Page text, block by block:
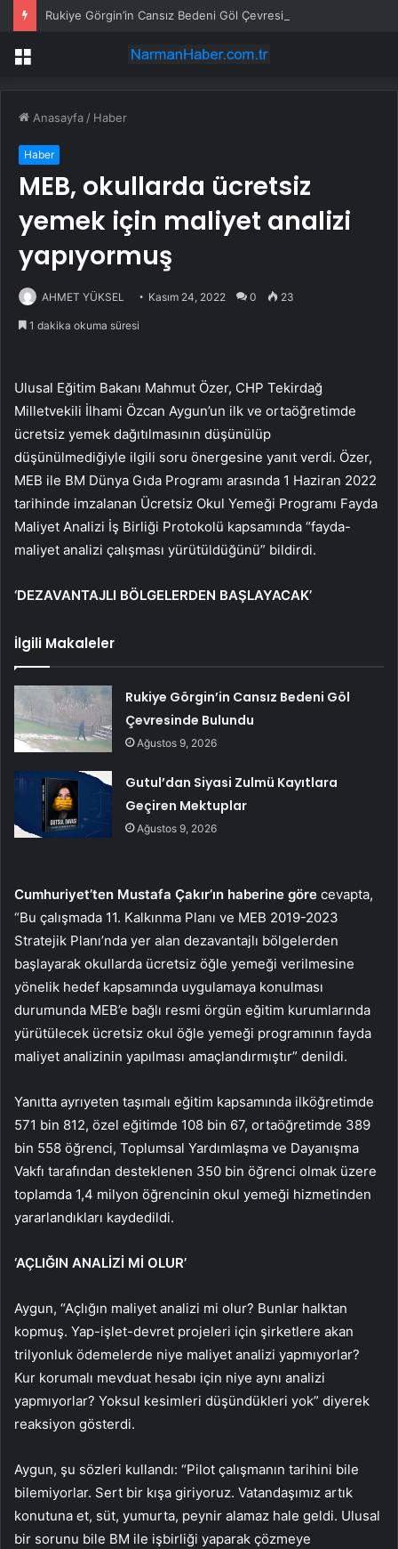
Rukiye Görgin’in Cansız Bedeni Göl Çevresinde Bulundu
Menü
Anasayfa / Haber
Haber
MEB, okullarda ücretsiz
yemek için maliyet analizi
yapıyormuş
AHMET YÜKSEL Kasım 24, 2022 0 23
1 dakika okuma süresi
Ulusal Eğitim Bakanı Mahmut Özer, CHP Tekirdağ
Milletvekili İlhami Özcan Aygun’un ilk ve ortaöğretimde
ücretsiz yemek dağıtılmasının düşünülüp
düşünülmediğiyle ilgili soru önergesine yanıt verdi. Özer,
MEB ile BM Dünya Gıda Programı arasında 1 Haziran 2022
tarihinde imzalanan Ücretsiz Okul Yemeği Programı Fayda
Maliyet Analizi İş Birliği Protokolü kapsamında “fayda-
maliyet analizi çalışması yürütüldüğünü” bildirdi.
‘DEZAVANTAJLI BÖLGELERDEN BAŞLAYACAK’
İlgili Makaleler
Rukiye Görgin’in Cansız Bedeni Göl
Çevresinde Bulundu
Ağustos 9, 2026
Gutul’dan Siyasi Zulmü Kayıtlara
Geçiren Mektuplar
Ağustos 9, 2026
Cumhuriyet’ten Mustafa Çakır’ın haberine göre cevapta,
“Bu çalışmada 11. Kalkınma Planı ve MEB 2019-2023
Stratejik Planı’nda yer alan dezavantajlı bölgelerden
başlayarak okullarda ücretsiz öğle yemeği verilmesine
yönelik hedef kapsamında uygulamaya konulması
durumunda MEB’e bağlı resmi örgün eğitim kurumlarında
yürütülecek ücretsiz okul öğle yemeği programının fayda
maliyet analizinin yapılması amaçlandırmıştır” denildi.
Yanıtta ayrıyeten taşımalı eğitim kapsamında ilköğretimde
571 bin 812, özel eğitimde 108 bin 67, ortaöğretimde 389
bin 558 öğrenci, Toplumsal Yardımlaşma ve Dayanışma
Vakfı tarafından desteklenen 350 bin öğrenci olmak üzere
toplamda 1,4 milyon öğrencinin okul yemeği hizmetinden
yararlandıkları kaydedildi.
‘AÇLIĞIN ANALİZİ Mİ OLUR’
Aygun, “Açlığın maliyet analizi mi olur? Bunlar halktan
kopmuş. Yap-işlet-devret projeleri için şirketlere akan
trilyonluk ödemelerde niye maliyet analizi yapmıyorlar?
Kur korumalı mevduat hesabı için niye aynı analizi
yapmıyorlar? Yoksul kesimleri düşündükleri yok” diyerek
reaksiyon gösterdi.
Aygun, şu sözleri kullandı: “Pilot çalışmanın tarihini bile
bilemiyorlar. Sert bir kışa giriyoruz. Vatandaşımız artık
konutuna et, süt, yumurta, peynir alamaz hale geldi. Ulusal
bir sorunu bile BM ile işbirliği yaparak çözmeye